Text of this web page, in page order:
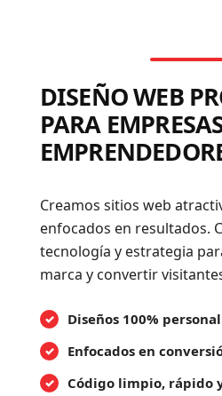
DISEÑO WEB
PARA
Creamos sitios web
enfocados en resultados.
tecnología y estrategia
marca y convertir
Diseños 100%
Enfocados en
Código limpio, rápido